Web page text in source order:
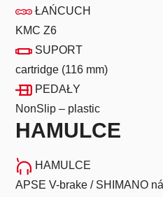
ŁAŃCUCH
KMC Z6
SUPORT
cartridge (116 mm)
PEDAŁY
NonSlip – plastic
HAMULCE
HAMULCE
APSE V-brake / SHIMANO